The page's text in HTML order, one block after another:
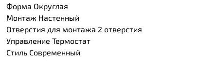
Форма Округлая
Монтаж Настенный
Отверстия для монтажа 2 отверстия
Управление Термостат
Стиль Современный